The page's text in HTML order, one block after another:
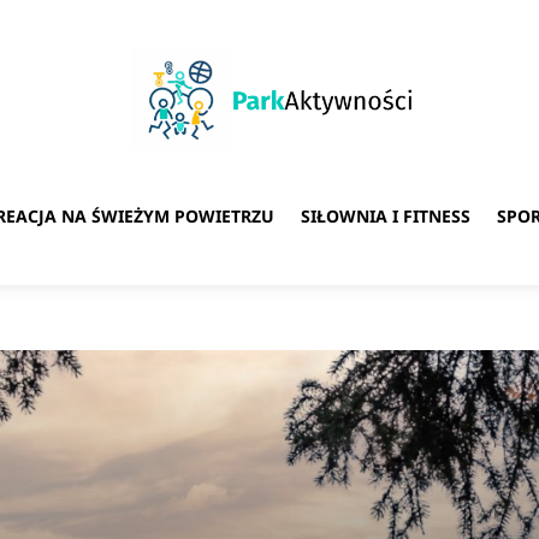
NA ŚWIEŻYM POWIETRZU SIŁOWNIA I FITNESS